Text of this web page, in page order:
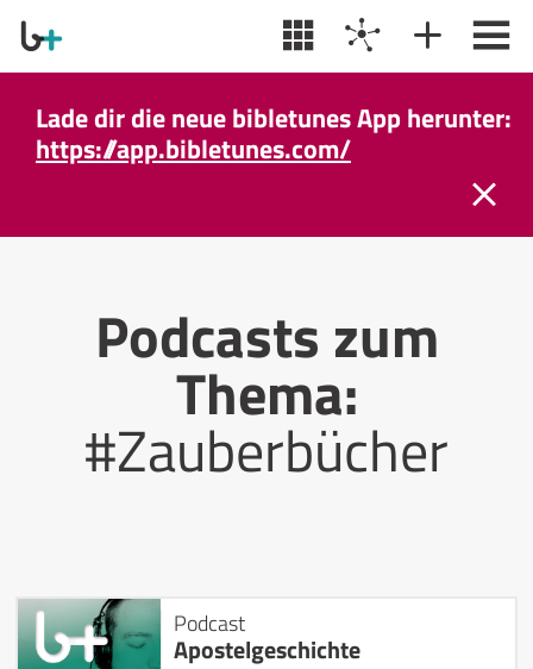
Lade dir die neue bibletunes App herunter:
https://app.bibletunes.com/
Podcasts zum
Thema:
#Zauberbücher
Podcast
Apostelgeschichte